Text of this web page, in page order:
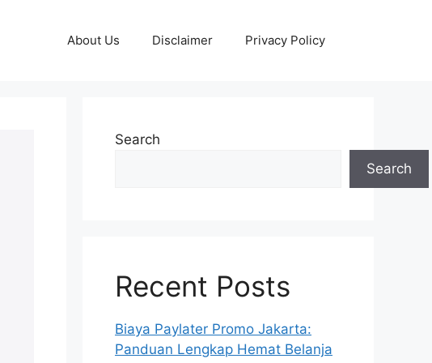
About Us Disclaimer Privacy Policy
Search
Search
Recent Posts
Biaya Paylater Promo Jakarta:
Panduan Lengkap Hemat Belanja